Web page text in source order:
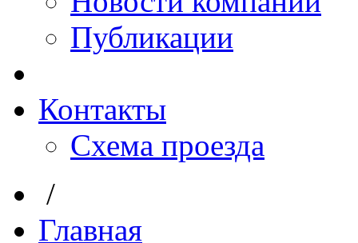
Публикации
Контакты
Схема проезда
/
Главная